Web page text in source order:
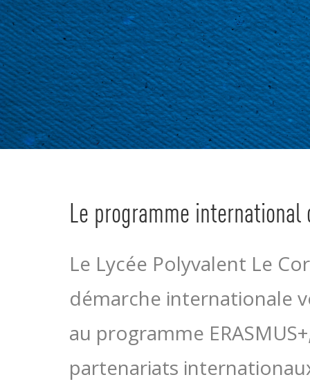
Le programme international
Le Lycée Polyvalent Le
démarche internationale
au programme
partenariats